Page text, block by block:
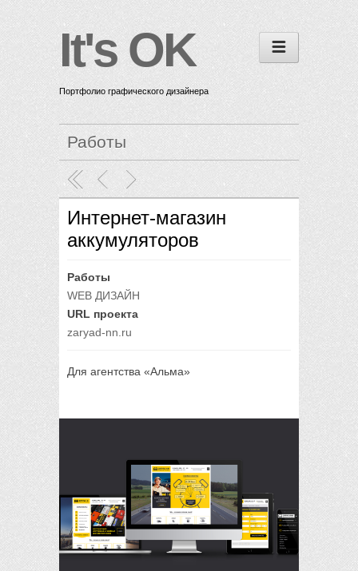
It's OK
Портфолио графического дизайнера
Работы
Интернет-магазин
аккумуляторов
Работы
WEB ДИЗАЙН
URL проекта
zaryad-nn.ru
Для агентства «Альма»